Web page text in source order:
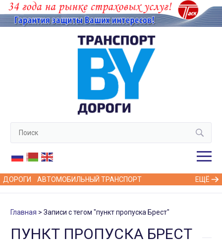
ДОРОГИ АВТОМОБИЛЬНЫЙ ТРАНСПОРТ ЕЩЁ
Главная Записи с тегом "пункт пропуска Брест"
ПУНКТ ПРОПУСКА БРЕСТ